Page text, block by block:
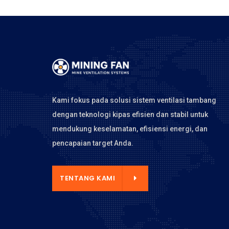
Kami fokus pada solusi sistem ventilasi tambang
dengan teknologi kipas efisien dan stabil untuk
mendukung keselamatan, efisiensi energi, dan
pencapaian target Anda.
TENTANG KAMI